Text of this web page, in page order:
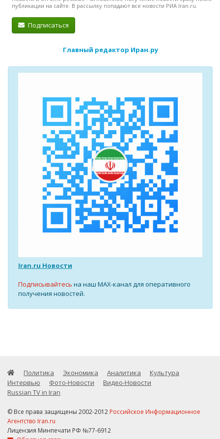
публикации на сайте. В рассылку попадают все новости РИА Iran.ru.
Подписаться
Главный редактор Иран.ру
Iran.ru Новости
Подписывайтесь на наш MAX-канал для оперативного
получения новостей.
Политика Экономика Аналитика
Культура
Интервью
Фото-Новости
Видео-Новости
Russian TV in Iran
© Все права защищены 2002-2012 Российское Информационное
Агентство Iran.ru
Лицензия Минпечати РФ №77-6912